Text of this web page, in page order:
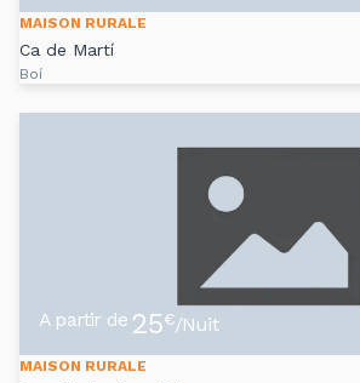
MAISON RURALE
Ca de Martí
Boí
A partir de 25€/Nuit
MAISON RURALE